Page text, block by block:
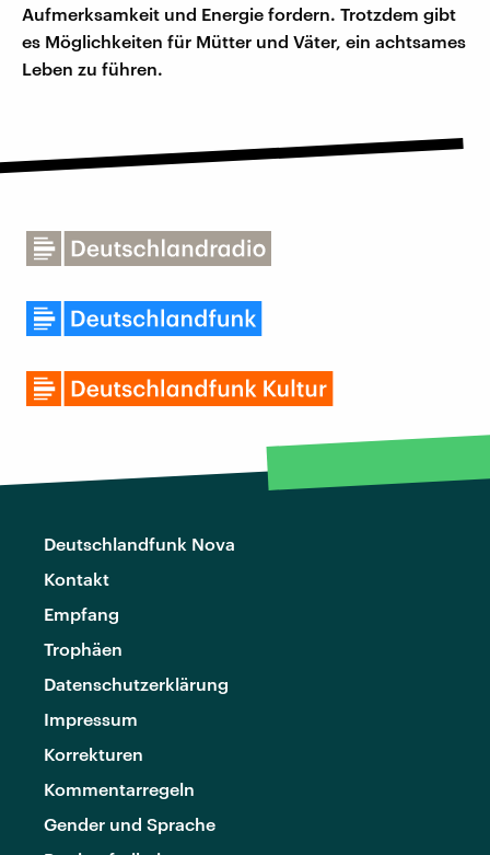
Aufmerksamkeit und Energie fordern. Trotzdem gibt
es Möglichkeiten für Mütter und Väter, ein achtsames
Leben zu führen.
Deutschlandfunk Nova
Kontakt
Empfang
Trophäen
Datenschutzerklärung
Impressum
Korrekturen
Kommentarregeln
Gender und Sprache